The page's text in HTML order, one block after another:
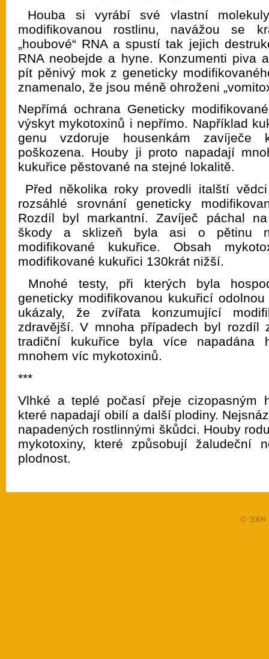
Houba si vyrábí své vlastní
modifikovanou rostlinu, navážou se
„houbové“ RNA a spustí tak jejich
RNA neobejde a hyne. Konzumenti piva
pít pěnivý mok z geneticky
znamenalo, že jsou méně ohroženi
Nepřímá ochrana Geneticky
výskyt mykotoxinů i nepřímo. Například
genu vzdoruje housenkám zavíječe
poškozena. Houby ji proto napadají
kukuřice pěstované na stejné lokalitě.
Před několika roky provedli italští
rozsáhlé srovnání geneticky
Rozdíl byl markantní. Zavíječ páchal
škody a sklizeň byla asi o pětinu
modifikované kukuřice. Obsah
modifikované kukuřici 130krát nižší.
Mnohé testy, při kterých byla
geneticky modifikovanou kukuřicí
ukázaly, že zvířata konzumující
zdravější. V mnoha případech byl rozdíl
tradiční kukuřice byla více napadána
mnohem víc mykotoxinů.
***
Vlhké a teplé počasí přeje cizopasným
které napadají obilí a další plodiny.
napadených rostlinnými škůdci. Houby
mykotoxiny, které způsobují žaludeční
plodnost.
© 2009